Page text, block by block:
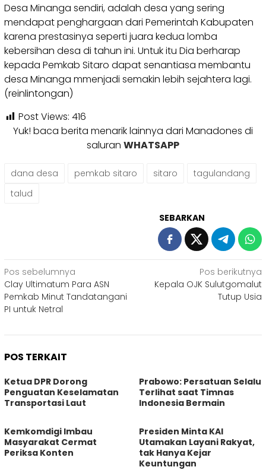
Desa Minanga sendiri, adalah desa yang sering
mendapat penghargaan dari Pemerintah Kabupaten
karena prestasinya seperti juara kedua lomba
kebersihan desa di tahun ini. Untuk itu Dia berharap
kepada Pemkab Sitaro dapat senantiasa membantu
desa Minanga mmenjadi semakin lebih sejahtera lagi.
(reinlintongan)
Post Views: 416
Yuk! baca berita menarik lainnya dari Manadones di
saluran WHATSAPP
dana desa pemkab sitaro sitaro
tagulandang
talud
SEBARKAN
Navigasi
pos
Pos sebelumnya
Clay Ultimatum Para ASN
Pemkab Minut Tandatangani
PI untuk Netral
Pos berikutnya
Kepala OJK Sulutgomalut
Tutup Usia
POS TERKAIT
Ketua DPR Dorong
Penguatan Keselamatan
Transportasi Laut
Prabowo: Persatuan Selalu
Terlihat saat Timnas
Indonesia Bermain
Kemkomdigi Imbau
Masyarakat Cermat
Periksa Konten
Presiden Minta KAI
Utamakan Layani Rakyat,
tak Hanya Kejar
Keuntungan